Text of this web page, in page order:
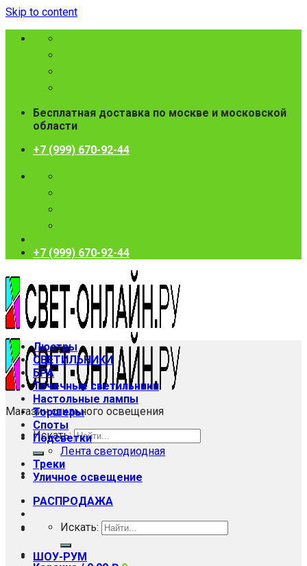
Skip to content
Бесплатная доставка по москве и московской
области
+7 (999) 670-92-44
+7 (999) 670-92-44
Магазин стильного освещения
Искать:
РАСПРОДАЖА
ШОУ-РУМ
Люстры
СВЕТИЛЬНИКИ
БРА
Точечные светильники
Настольные лампы
Торшеры
Споты
Подсветки
Лента светодиодная
Треки
Уличное освещение
Искать: